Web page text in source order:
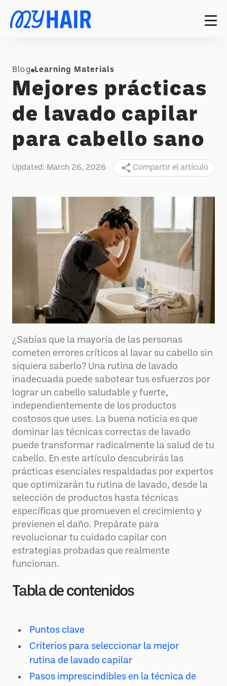
Blog Learning Materials
Mejores prácticas
de lavado capilar
para cabello sano
Updated: March 26, 2026 Compartir el artículo
¿Sabías que la mayoría de las personas
cometen errores críticos al lavar su cabello sin
siquiera saberlo? Una rutina de lavado
inadecuada puede sabotear tus esfuerzos por
lograr un cabello saludable y fuerte,
independientemente de los productos
costosos que uses. La buena noticia es que
dominar las técnicas correctas de lavado
puede transformar radicalmente la salud de tu
cabello. En este artículo descubrirás las
prácticas esenciales respaldadas por expertos
que optimizarán tu rutina de lavado, desde la
selección de productos hasta técnicas
específicas que promueven el crecimiento y
previenen el daño. Prepárate para
revolucionar tu cuidado capilar con
estrategias probadas que realmente
funcionan.
Tabla de contenidos
Puntos clave
Criterios para seleccionar la mejor
rutina de lavado capilar
Pasos imprescindibles en la técnica de